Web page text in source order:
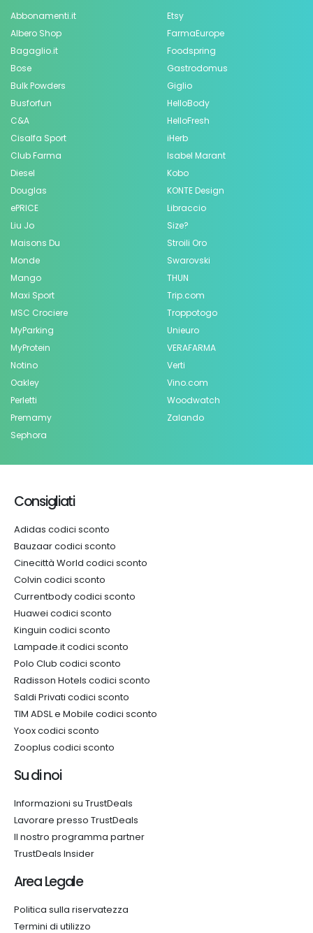
Abbonamenti.it
Albero Shop
Bagaglio.it
Bose
Bulk Powders
Busforfun
C&A
Cisalfa Sport
Club Farma
Diesel
Douglas
ePRICE
Etsy
FarmaEurope
Foodspring
Gastrodomus
Giglio
HelloBody
HelloFresh
iHerb
Isabel Marant
Kobo
KONTE Design
Libraccio
Liu Jo
Maisons Du
Monde
Mango
Maxi Sport
MSC Crociere
MyParking
MyProtein
Notino
Oakley
Perletti
Premamy
Sephora
Size?
Stroili Oro
Swarovski
THUN
Trip.com
Troppotogo
Unieuro
VERAFARMA
Verti
Vino.com
Woodwatch
Zalando
Consigliati
Adidas codici sconto
Bauzaar codici sconto
Cinecittà World codici sconto
Colvin codici sconto
Currentbody codici sconto
Huawei codici sconto
Kinguin codici sconto
Lampade.it codici sconto
Polo Club codici sconto
Radisson Hotels codici sconto
Saldi Privati codici sconto
TIM ADSL e Mobile codici sconto
Yoox codici sconto
Zooplus codici sconto
Su di noi
Informazioni su TrustDeals
Lavorare presso TrustDeals
Il nostro programma partner
TrustDeals Insider
Area Legale
Politica sulla riservatezza
Termini di utilizzo